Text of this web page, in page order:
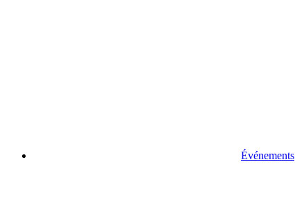
Événements